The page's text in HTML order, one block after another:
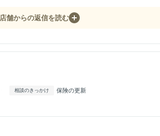
店舗からの返信を読む
相談のきっかけ 保険の更新